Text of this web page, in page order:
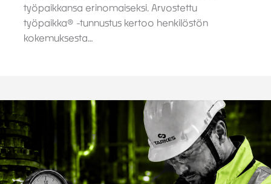
työpaikkansa erinomaiseksi. Arvostettu
työpaikka® -tunnustus kertoo henkilöstön
kokemuksesta…